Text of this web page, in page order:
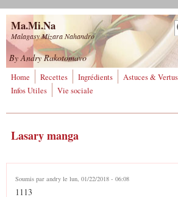
Aller au contenu principal
Ma.Mi.Na
Malagasy Mizara Nahandro
By Andry Rakotomavo
Home Recettes Ingrédients Astuces & Vertus
Infos Utiles
Vie sociale
Lasary manga
Soumis par andry le lun, 01/22/2018 - 06:08
1113